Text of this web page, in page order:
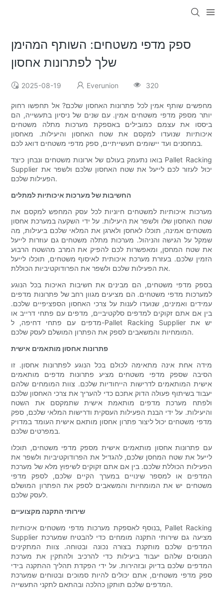
ספק מדפי משטחים: השותף המהימן
שלך לפתרונות אחסון
2025-08-19 Everunion 320
מחפשים שותף אמין לכל פתרונות האחסון שלכם? אל תחפשו רחוק
יותר מספק מדפי משטחים אמין. עם שנים של ניסיון בתעשייה, הם
ביססו את עצמם כמובילים באספקת מערכות מתלה משטחים
איכותיות שנועדו למקסם את שטח האחסון והיעילות. מאחסון
במחסנים ועד יישומים תעשייתיים, ספק מדפי משטחים דואג לכם.
בואו נתעמק בעולם של ארונות משטחים ונבחן כיצד Pallet Racking
Supplier יכול לעזור לכם לייעל את שטח האחסון שלכם ולשפר את
הפעילות שלכם.
החשיבות של מערכות איכותיות למתלים
מערכות איכותיות למשטחים חיוניות לכל עסק המחפש למקסם את
שטח האחסון שלו ולשפר את היעילות. על ידי השקעה במערכת אחסון
משטחים אמינה, תוכלו לאחסן ולארגן את המלאי שלכם ביעילות, מה
שמקל על הגישה והניהול. מערכות מתלה משטחים גם עוזרות לייעל
את שטח המחסן, ומאפשרות לכם להפיק את המרב מהשטח הרבוע
הזמין שלכם. בעזרת מערכת איכותית לאיסוף משטחים, תוכלו לייעל
את הפעילות שלכם ולשפר את הפרודוקטיביות הכוללת.
בספק מדפי משטחים, הם מבינים את חשיבות האיכות בכל הנוגע
למערכות מדפי משטחים. הם מציעים מגוון רחב של פתרונות מדפים
עמידים ואמינים, שנועדו לענות על צרכי האחסון הספציפיים שלכם.
בין אם אתם זקוקים למדפים סלקטיביים, מדפים עם פתחי דרייב או
מדפים עם פתחי דחיפה, ל-Pallet Racking Supplier יש את
המומחיות והמשאבים לספק את הפתרון המושלם לעסק שלכם.
פתרונות אחסון מותאמים אישית
מידה אחת אינה מתאימה לכולם בכל הנוגע לפתרונות אחסון. זו
הסיבה שספק מדפי משטחים מציע פתרונות מדפים מותאמים
אישית המותאמים לדרישות הייחודיות שלכם. צוות המומחים שלהם
יעבוד בשיתוף פעולה הדוק אתכם כדי להעריך את צרכי האחסון שלכם
ולפתח מערכת מדפים מותאמת אישית שתמקסם את השטח
והיעילות. על ידי הבנת הפעילות העסקית ודרישות המלאי שלכם, ספק
מדפי משטחים יכול ליצור פתרון אחסון מותאם אישית העומד במדויק
במפרטים שלכם.
עם פתרונות אחסון מותאמים אישית מספק מדפי משטחים, תוכלו
לייעל את שטח המחסן שלכם, להגדיל את הפרודוקטיביות ולשפר את
הפעילות הכוללת שלכם. בין אם אתם זקוקים לשיפוץ מלא של מערכת
המדפים או למספר שינויים במערך הקיים שלכם, לספק מדפי
משטחים יש את המומחיות והמשאבים לספק את הפתרון המושלם
לעסק שלכם.
שירותי התקנה מקצועיים
בנוסף לאספקת מערכות מדפי משטחים איכותיות, Pallet Racking
Supplier מציעה גם שירותי התקנה מומחים כדי להבטיח שמערכת
המדפים שלכם מותקנת בצורה נכונה ובטוחה. צוות המתקינים
המנוסים שלהם יעבוד ביעילות כדי להרכיב ולהתקין את מערכת
המדפים שלכם בדיוק ובזהירות. על ידי הפקדת תהליך ההתקנה בידי
ספק מדפי משטחים, אתם יכולים להיות סמוכים ובטוחים שמערכת
המדפים שלכם תותקן כהלכה ובהתאם לתקני התעשייה.